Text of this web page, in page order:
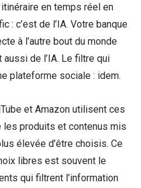
en temps réel en
: c’est de l’IA. Votre banque
à l’autre bout du monde
de l’IA. Le filtre qui
plateforme sociale : idem.
et Amazon utilisent ces
les produits et contenus mis
élevée d’être choisis. Ce
libres est souvent le
qui filtrent l’information